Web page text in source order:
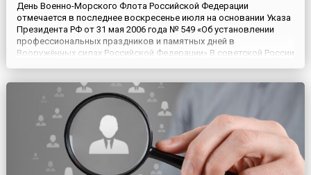
День Военно-Морского Флота Российской Федерации
отмечается в последнее воскресенье июля на основании Указа
Президента РФ от 31 мая 2006 года № 549 «Об установлении
профессиональных праздников и памятных дней в
Вооружённых силах Российской Федерации».В советской России
от 22 июня 1939 года, со...